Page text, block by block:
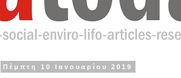
Πέμπτη 10 Ιανουαρίου 2019